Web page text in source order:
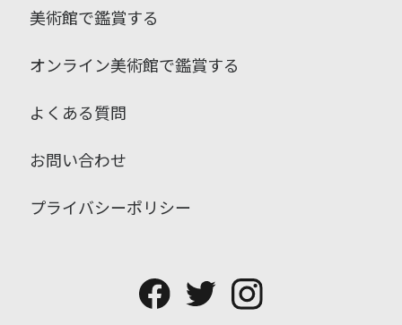
美術館で鑑賞する
オンライン美術館で鑑賞する
よくある質問
お問い合わせ
プライバシーポリシー